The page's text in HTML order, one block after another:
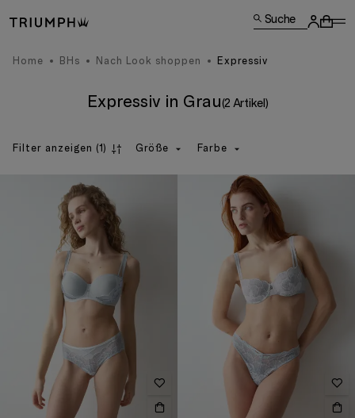
Suche
Home BHs Nach Look shoppen Expressiv
Expressiv in Grau(2 Artikel)
Filter anzeigen (1) Größe Farbe